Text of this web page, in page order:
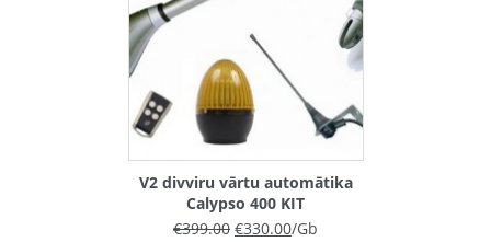
V2 divviru vārtu automātika
Calypso 400 KIT
€399.00 €330.00/Gb